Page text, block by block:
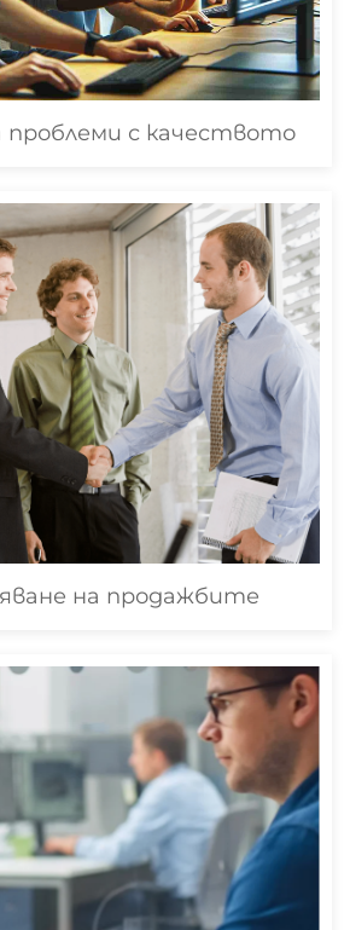
проблеми с качеството
на продажбите